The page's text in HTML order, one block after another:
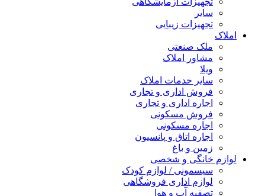
سایر
تجهیزات زیبایی
املاک
ملک صنعتی
مشاور املاک
ویلا
سایر خدمات املاک
فروش اداری و تجاری
اجاره اداری و تجاری
فروش مسکونی
اجاره مسکونی
اجاره اتاق و پانسیون
زمین و باغ
لوازم خانگی و شخصی
سیسمونی / لوازم کودک
لوازم اداری فروشگاهی
تصفیه آب و هوا